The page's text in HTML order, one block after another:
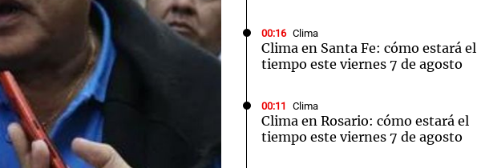
00:16 Clima
Clima en Santa Fe: cómo estará el
tiempo este viernes 7 de agosto
00:11 Clima
Clima en Rosario: cómo estará el
tiempo este viernes 7 de agosto
Cadena 3
Notas
Cadena 3 en Groenlandia